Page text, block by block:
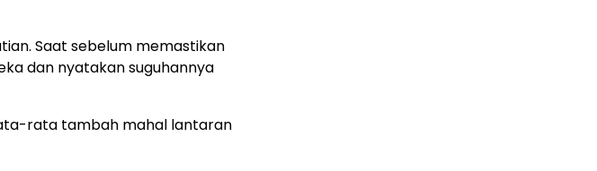
Saat sebelum memastikan
dan nyatakan suguhannya
rata tambah mahal lantaran